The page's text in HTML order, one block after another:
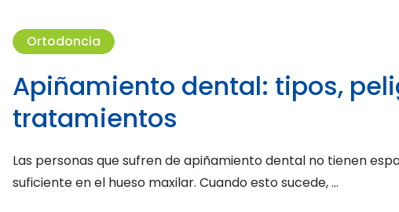
Ortodoncia
Apiñamiento dental: tipos,
tratamientos
Las personas que sufren de apiñamiento dental no tienen
suficiente en el hueso maxilar. Cuando esto sucede, …